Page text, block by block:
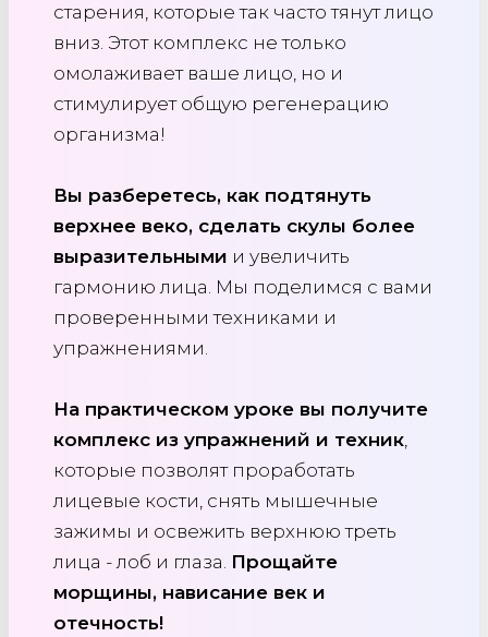
старения, которые так часто тянут лицо
вниз. Этот комплекс не только
омолаживает ваше лицо, но и
стимулирует общую регенерацию
организма!
Вы разберетесь, как подтянуть
верхнее веко, сделать скулы более
выразительными и увеличить
гармонию лица. Мы поделимся с вами
проверенными техниками и
упражнениями.
На практическом уроке вы получите
комплекс из упражнений и техник,
которые позволят проработать
лицевые кости, снять мышечные
зажимы и освежить верхнюю треть
лица - лоб и глаза. Прощайте
морщины, нависание век и
отечность!